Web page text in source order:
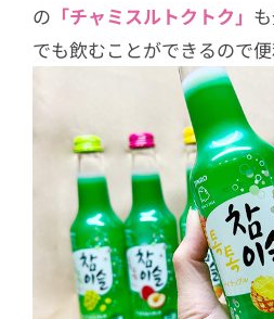
の 「チャミスルトクトク」
でも飲むことができるので便